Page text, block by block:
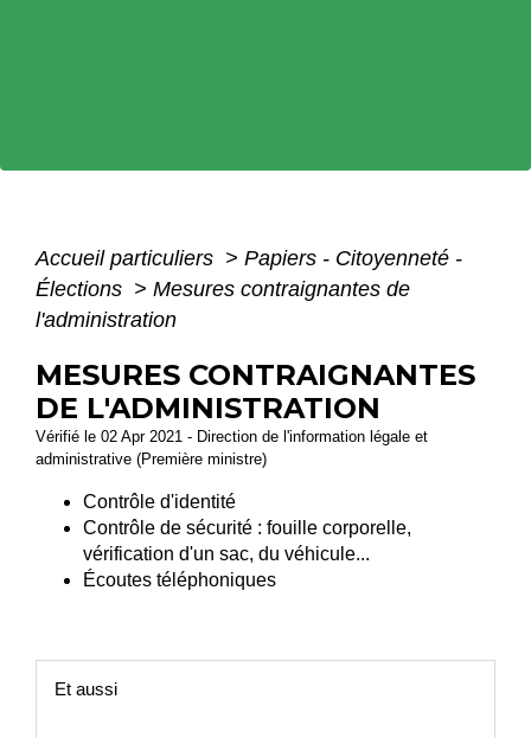
Accueil particuliers > Papiers - Citoyenneté -
Élections > Mesures contraignantes de
l'administration
MESURES CONTRAIGNANTES
DE L'ADMINISTRATION
Vérifié le 02 Apr 2021 - Direction de l'information légale et
administrative (Première ministre)
Contrôle d'identité
Contrôle de sécurité : fouille corporelle,
vérification d'un sac, du véhicule...
Écoutes téléphoniques
Et aussi